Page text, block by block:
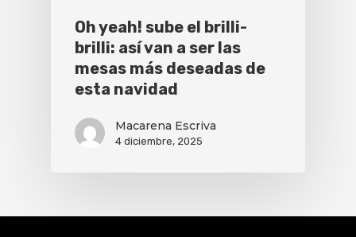
Oh yeah! sube el brilli-
brilli: así van a ser las
mesas más deseadas de
esta navidad
Macarena Escriva
4 diciembre, 2025